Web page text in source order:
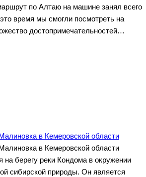
по Алтаю на машине занял всего
время мы смогли посмотреть на
достопримечательностей…
в Кемеровской области
в Кемеровской области
на берегу реки Кондома в окружении
сибирской природы. Он является